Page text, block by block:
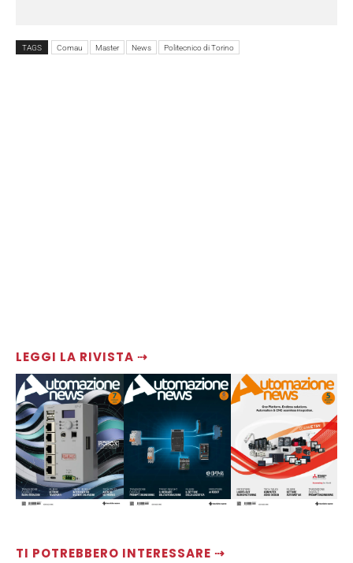
LEGGI LA RIVISTA ⇢
TI POTREBBERO INTERESSARE ⇢
TAGS Comau Master News Politecnico di Torino